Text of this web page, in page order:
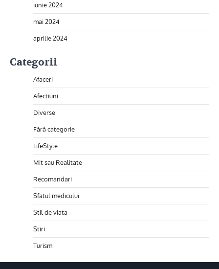
iunie 2024
mai 2024
aprilie 2024
Categorii
Afaceri
Afectiuni
Diverse
Fără categorie
LifeStyle
Mit sau Realitate
Recomandari
Sfatul medicului
Stil de viata
Stiri
Turism